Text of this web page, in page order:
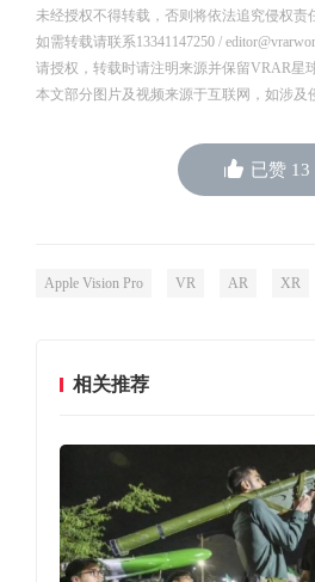
未经授权不得转载，否则将依法追究侵权责
如需转载请联系13341147250 /
请授权，转载时请注明来源并保留VRAR星
本文部分图片及视频来源于互联网，如涉及
已赞 13
Apple Vision Pro VR AR XR
相关推荐